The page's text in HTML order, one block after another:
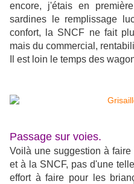
encore, j'étais en
sardines le remplissage
confort, la SNCF ne fait
mais du commercial,
Il est loin le temps des
Passage sur voies.
Voilà une suggestion à
et à la SNCF, pas d'une
effort à faire pour les